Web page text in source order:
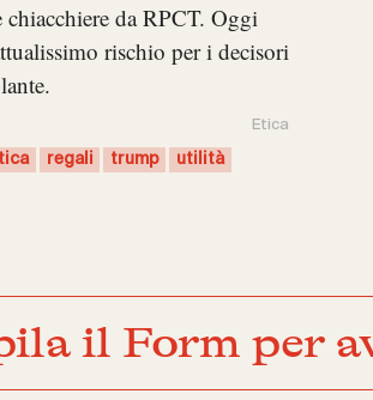
chiacchiere da RPCT. Oggi
rischio per i decisori
Etica
regali trump utilità
il Form per